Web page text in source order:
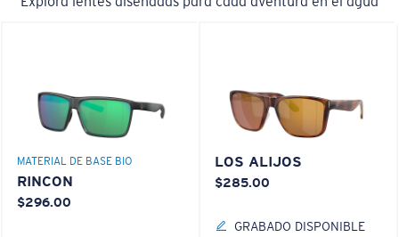
MATERIAL DE BASE BIO
RINCON
$296.00
LOS ALIJOS
$285.00
GRABADO DISPONIBLE